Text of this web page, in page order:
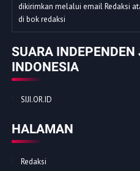
dikirimkan melalui email Redaksi
di bok redaksi
SUARA INDEPENDEN
INDONESIA
SIJI.OR.ID
HALAMAN
Redaksi